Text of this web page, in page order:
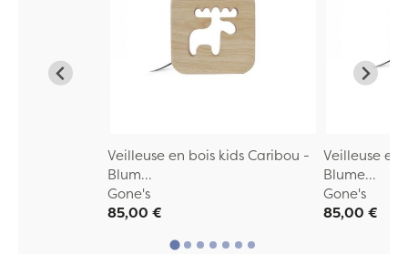
Veilleuse en bois kids Caribou -
Blum...
Gone's
85,00 €
Veilleuse en
Blume...
Gone's
85,00 €